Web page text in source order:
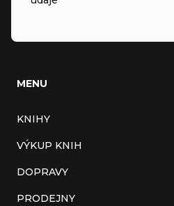
MENU
KNIHY
VÝKUP KNIH
DOPRAVY
PRODEJNY